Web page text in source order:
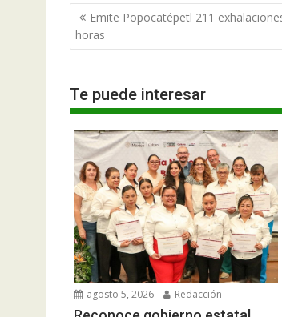
Navegación
de
entradas
Emite Popocatépetl 211
horas
Te puede interesar
agosto 5, 2026 Redacción